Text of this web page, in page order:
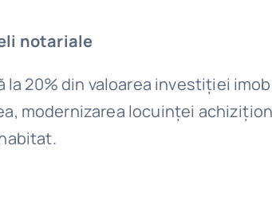
notariale
20% din valoarea investiției
modernizarea locuinței